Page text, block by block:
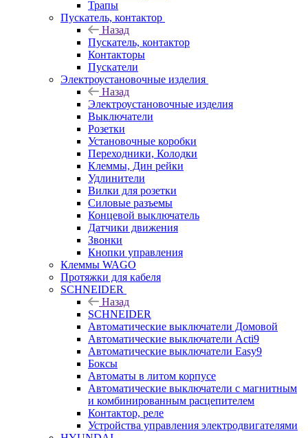
Трапы
Пускатель, контактор
Назад
Пускатель, контактор
Контакторы
Пускатели
Электроустановочные изделия
Назад
Электроустановочные изделия
Выключатели
Розетки
Установочные коробки
Переходники, Колодки
Клеммы, Дин рейки
Удлинители
Вилки для розетки
Силовые разъемы
Концевой выключатель
Датчики движения
Звонки
Кнопки управления
Клеммы WAGO
Протяжки для кабеля
SCHNEIDER
Назад
SCHNEIDER
Автоматические выключатели Домовой
Автоматические выключатели Acti9
Автоматические выключатели Easy9
Боксы
Автоматы в литом корпусе
Автоматические выключатели с магнитным
и комбинированным расцепителем
Контактор, реле
Устройства управления электродвигателями